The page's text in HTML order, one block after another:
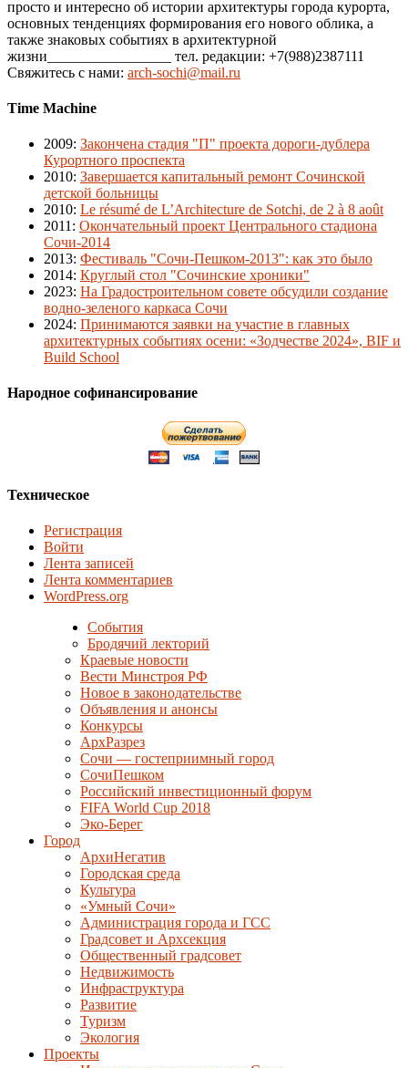
просто и интересно об истории архитектуры города курорта,
основных тенденциях формирования его нового облика, а
также знаковых событиях в архитектурной
жизни_________________ тел. редакции: +7(988)2387111
Свяжитесь с нами: arch-sochi@mail.ru
Time Machine
2009: Закончена стадия "П" проекта дороги-дублера
Курортного проспекта
2010: Завершается капитальный ремонт Сочинской
детской больницы
2010: Le résumé de L’Architecture de Sotchi, de 2 à 8 août
2011 : Окончательный проект Центрального стадиона
Сочи-2014
2013: Фестиваль "Сочи-Пешком-2013": как это было
2014: Круглый стол "Сочинские хроники"
2023: На Градостроительном совете обсудили создание
водно-зеленого каркаса Сочи
2024: Принимаются заявки на участие в главных
архитектурных событиях осени: «Зодчестве 2024», BIF и
Build School
Народное софинансирование
Техническое
Регистрация
Войти
Лента записей
Лента комментариев
WordPress.org
События
Бродячий лекторий
Краевые новости
Вести Минстроя РФ
Новое в законодательстве
Объявления и анонсы
Конкурсы
АрхРазрез
Сочи — гостеприимный город
СочиПешком
Российский инвестиционный форум
FIFA World Cup 2018
Эко-Берег
Город
АрхиНегатив
Городская среда
Культура
«Умный Сочи»
Администрация города и ГСС
Градсовет и Архсекция
Общественный градсовет
Недвижимость
Инфраструктура
Развитие
Туризм
Экология
Проекты